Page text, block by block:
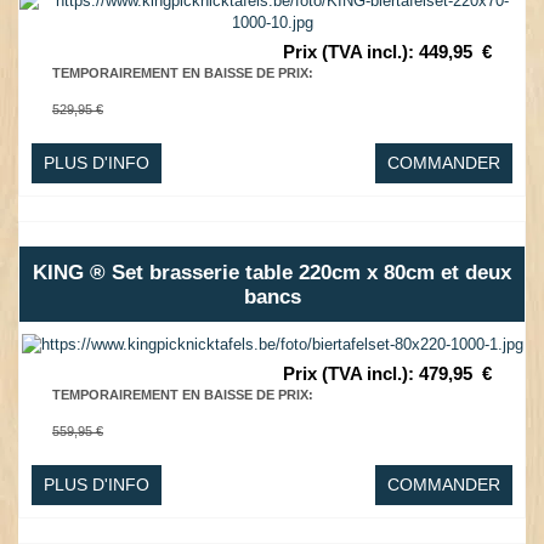
Prix (TVA incl.): 449,95 €
TEMPORAIREMENT EN BAISSE DE PRIX:
529,95 €
PLUS D'INFO COMMANDER
KING ® Set brasserie table 220cm x 80cm et deux
bancs
Prix (TVA incl.): 479,95 €
TEMPORAIREMENT EN BAISSE DE PRIX:
559,95 €
PLUS D'INFO COMMANDER